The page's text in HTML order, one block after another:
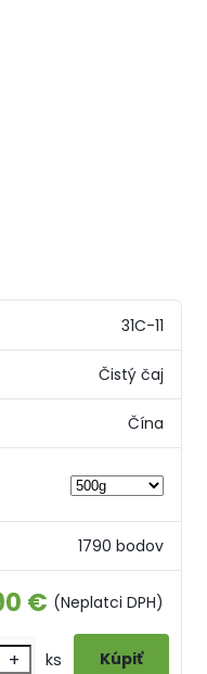
31C-11
Čistý čaj
Čína
1790 bodov
€ (Neplatci DPH)
+ ks